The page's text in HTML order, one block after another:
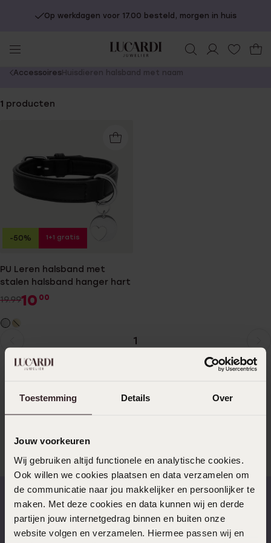
Toestemming Details Over
Jouw voorkeuren
Wij gebruiken altijd functionele en analytische cookies.
Ook willen we cookies plaatsen en data verzamelen om
de communicatie naar jou makkelijker en persoonlijker te
maken. Met deze cookies en data kunnen wij en derde
partijen jouw internetgedrag binnen en buiten onze
website volgen en verzamelen. Hiermee passen wij en
Op werkdagen voor 17.00 besteld, morgen in huis
You
here:
AccessoiresHuisdieren halsband met naam
1 producten
PU Leren halsband met
stalen halsband hanger hart
19.9910 00
-50% 1+1 gratis
Huidige
pagina
1
Ga
naarNew in: juwelen voor jouw huisdier! Bij Lucardi verkopen we
naast de leukste juwelen voor dames, heren en kinderen nu
vormen. Zo zijn er hangers met een hartje, pootafdruk of een
botje.
Gepersonaliseerde halsband
En wat deze halsbanden nóg toffer maakt… Ze zijn te
personaliseren! De stalen hanger kan je aan beide kanten
van je huisdier laten zetten en op de achterkant jouw
Meer lezen
Op werkdagen voor 17.00
besteld, morgen in huis
14 dagen gratis
retourneren